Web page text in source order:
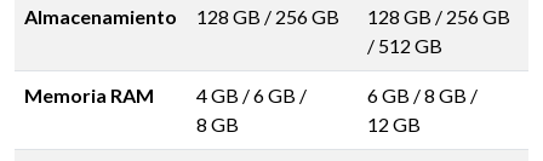
Almacenamiento 128 GB / 256 GB 128 GB / 256 GB
/ 512 GB
Memoria RAM 4 GB /6 GB /
8 GB
6 GB /8 GB /
12 GB